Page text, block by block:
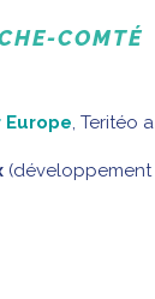
COMTÉ
Europe, Teritéo